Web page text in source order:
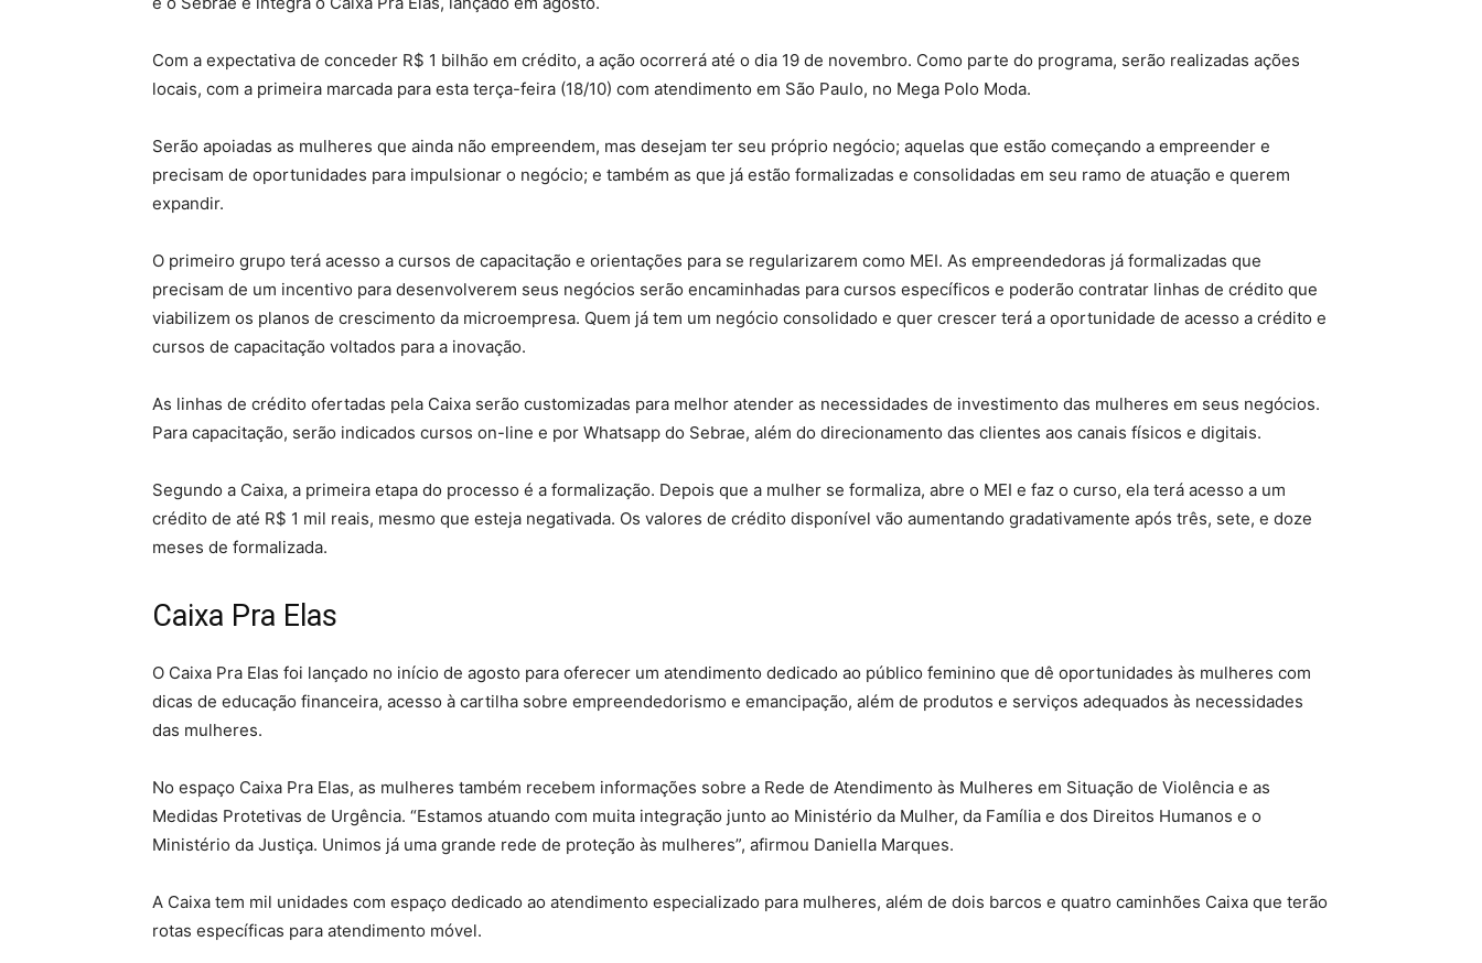
Com a expectativa de conceder R$ 1 bilhão em crédito, a ação ocorrerá até o dia 19 de novembro. Como parte do programa, serão realizadas ações
locais, com a primeira marcada para esta terça-feira (18/10) com atendimento em São Paulo, no Mega Polo Moda.
Serão apoiadas as mulheres que ainda não empreendem, mas desejam ter seu próprio negócio; aquelas que estão começando a empreender e
precisam de oportunidades para impulsionar o negócio; e também as que já estão formalizadas e consolidadas em seu ramo de atuação e querem
expandir.
O primeiro grupo terá acesso a cursos de capacitação e orientações para se regularizarem como MEI. As empreendedoras já formalizadas que
precisam de um incentivo para desenvolverem seus negócios serão encaminhadas para cursos específicos e poderão contratar linhas de crédito que
viabilizem os planos de crescimento da microempresa. Quem já tem um negócio consolidado e quer crescer terá a oportunidade de acesso a crédito e
cursos de capacitação voltados para a inovação.
As linhas de crédito ofertadas pela Caixa serão customizadas para melhor atender as necessidades de investimento das mulheres em seus negócios.
Para capacitação, serão indicados cursos on-line e por Whatsapp do Sebrae, além do direcionamento das clientes aos canais físicos e digitais.
Segundo a Caixa, a primeira etapa do processo é a formalização. Depois que a mulher se formaliza, abre o MEI e faz o curso, ela terá acesso a um
crédito de até R$ 1 mil reais, mesmo que esteja negativada. Os valores de crédito disponível vão aumentando gradativamente após três, sete, e doze
meses de formalizada.
Caixa Pra Elas
O Caixa Pra Elas foi lançado no início de agosto para oferecer um atendimento dedicado ao público feminino que dê oportunidades às mulheres com
dicas de educação financeira, acesso à cartilha sobre empreendedorismo e emancipação, além de produtos e serviços adequados às necessidades
das mulheres.
No espaço Caixa Pra Elas, as mulheres também recebem informações sobre a Rede de Atendimento às Mulheres em Situação de Violência e as
Medidas Protetivas de Urgência. “Estamos atuando com muita integração junto ao Ministério da Mulher, da Família e dos Direitos Humanos e o
Ministério da Justiça. Unimos já uma grande rede de proteção às mulheres”, afirmou Daniella Marques.
A Caixa tem mil unidades com espaço dedicado ao atendimento especializado para mulheres, além de dois barcos e quatro caminhões Caixa que terão
rotas específicas para atendimento móvel.